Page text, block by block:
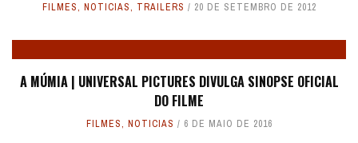
FILMES, NOTICIAS, TRAILERS 20 DE SETEMBRO DE 2012
A MÚMIA | UNIVERSAL PICTURES DIVULGA SINOPSE OFICIAL
DO FILME
FILMES, NOTICIAS 6 DE MAIO DE 2016